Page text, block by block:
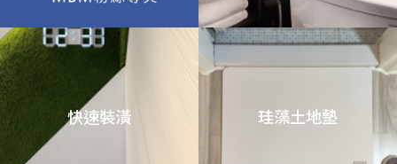
快速裝潢 珪藻土地墊